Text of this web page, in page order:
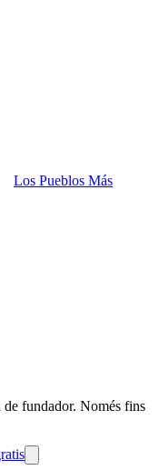
Los Pueblos Más
de fundador. Només fins